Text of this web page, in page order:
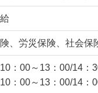
、労災保険、社会保
：00～13：00/14：
：00～13：00/14：